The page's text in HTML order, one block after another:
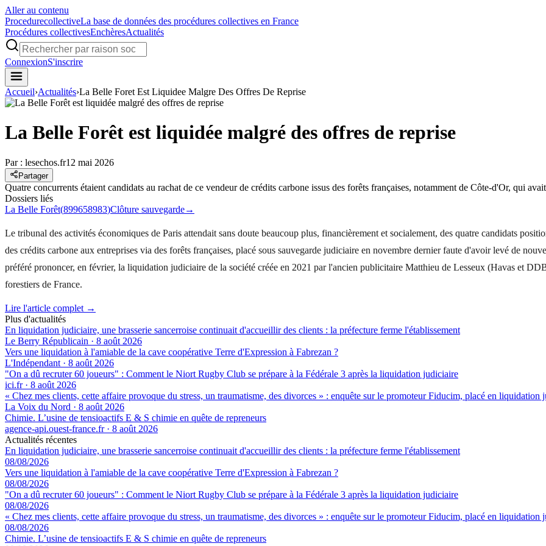
Aller au contenu
ProcedurecollectiveLa base de données des procédures collectives en France
Procédures collectivesEnchèresActualités
ConnexionS'inscrire
Accueil›Actualités›La Belle Foret Est Liquidee Malgre Des Offres De Reprise
La Belle Forêt est liquidée malgré des offres de reprise
Par : lesechos.fr12 mai 2026
Partager
Quatre concurrents étaient candidats au rachat de ce vendeur de crédits carbone issus des forêts françaises, notamment de Côte-d'Or, qui
Dossiers liés
La Belle Forêt(899658983)Clôture sauvegarde→
Le tribunal des activités économiques de Paris attendait sans doute beaucoup plus, financièrement et socialement, des quatre candidats
des crédits carbone aux entreprises via des forêts françaises, placé sous sauvegarde judiciaire en novembre dernier faute d'avoir levé de
préféré prononcer, en février, la liquidation judiciaire de la société créée en 2021 par l'ancien publicitaire Matthieu de Lesseux (Havas et
forestiers de France.
Lire l'article complet →
Plus d'actualités
En liquidation judiciaire, une brasserie sancerroise continuait d'accueillir des clients : la préfecture ferme l'établissement
Le Berry Républicain · 8 août 2026
Vers une liquidation à l'amiable de la cave coopérative Terre d'Expression à Fabrezan ?
L'Indépendant · 8 août 2026
"On a dû recruter 60 joueurs" : Comment le Niort Rugby Club se prépare à la Fédérale 3 après la liquidation judiciaire
ici.fr· 8 août 2026
« Chez mes clients, cette affaire provoque du stress, un traumatisme, des divorces » : enquête sur le promoteur Fiducim, placé en liquidation
La Voix du Nord · 8 août 2026
Chimie. L’usine de tensioactifs E & S chimie en quête de repreneurs
agence-api.ouest-france.fr· 8 août 2026
Actualités récentes
En liquidation judiciaire, une brasserie sancerroise continuait d'accueillir des clients : la préfecture ferme l'établissement
08/08/2026
Vers une liquidation à l'amiable de la cave coopérative Terre d'Expression à Fabrezan ?
08/08/2026
"On a dû recruter 60 joueurs" : Comment le Niort Rugby Club se prépare à la Fédérale 3 après la liquidation judiciaire
08/08/2026
« Chez mes clients, cette affaire provoque du stress, un traumatisme, des divorces » : enquête sur le promoteur Fiducim, placé en liquidation
08/08/2026
Chimie. L’usine de tensioactifs E & S chimie en quête de repreneurs